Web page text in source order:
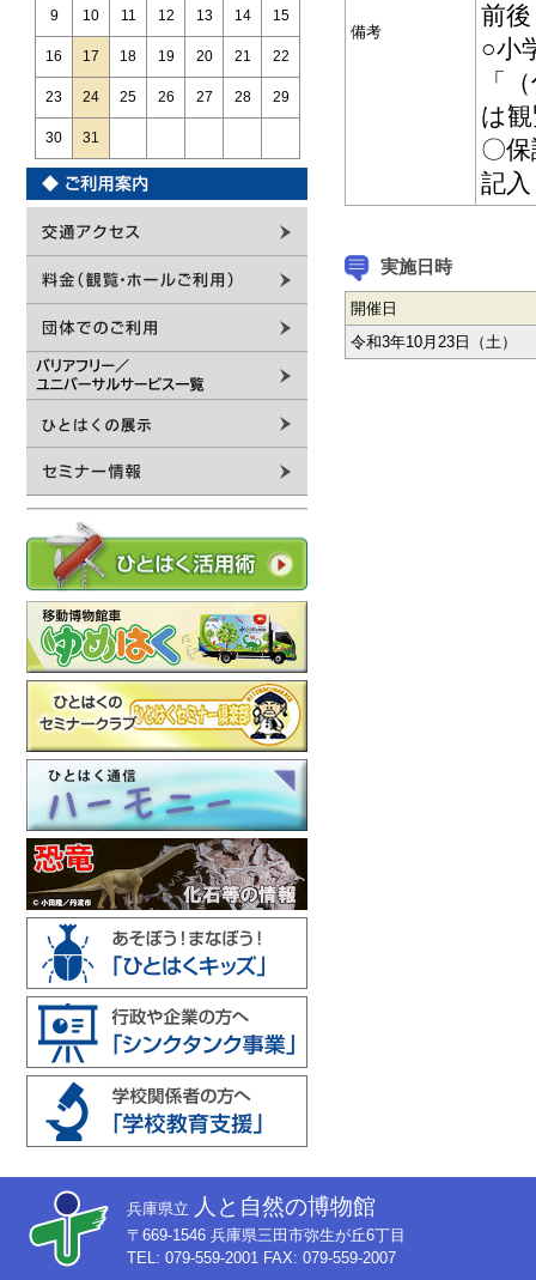
9 10 11 12 13 14 15
16 17 18 19 20 21 22
23 24 25 26 27 28 29
30 31
備考
前
○小
「
は
〇
記
実施日時
開催日
令和3年10月23日（土）
兵庫県立 人と自然の博物館
〒669-1546 兵庫県三田市弥生が丘6丁目
TEL: 079-559-2001 FAX: 079-559-2007